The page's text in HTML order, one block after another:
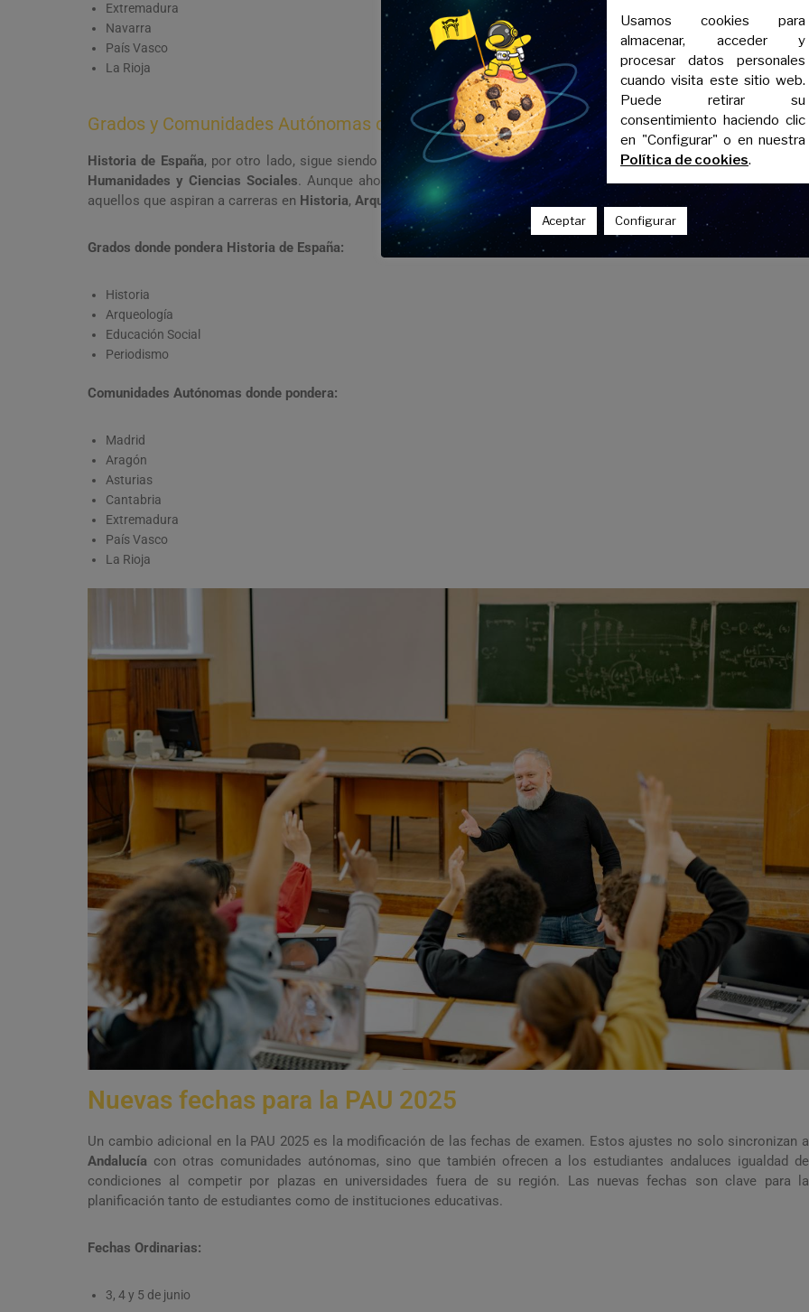
Extremadura
Navarra
País Vasco
La Rioja
Grados y Comunidades Autónomas donde pondera Historia de España
Historia de España, por otro lado, sigue siendo fundamental para estudiantes enfocados en grados relacionados con
Humanidades y Ciencias Sociales. Aunque ahora es optativa, su importancia no ha disminuido, especialmente para
aquellos que aspiran a carreras en Historia, Arqueología , o Educación
Grados donde pondera Historia de España:
Historia
Arqueología
Educación Social
Periodismo
Comunidades Autónomas donde pondera:
Madrid
Aragón
Asturias
Cantabria
Extremadura
País Vasco
La Rioja
Nuevas fechas para la PAU 2025
Un cambio adicional en la PAU 2025 es la modificación de las fechas de examen. Estos ajustes no solo sincronizan a
Andalucía con otras comunidades autónomas, sino que también ofrecen a los estudiantes andaluces igualdad de
condiciones al competir por plazas en universidades fuera de su región. Las nuevas fechas son clave para la
planificación tanto de estudiantes como de instituciones educativas.
Fechas Ordinarias:
3, 4 y 5 de junio
Usamos cookies para
almacenar, acceder y
procesar datos personales
cuando visita este sitio web.
Puede retirar su
consentimiento haciendo clic
en "Configurar" o en nuestra
Política de cookies.
Aceptar Configurar